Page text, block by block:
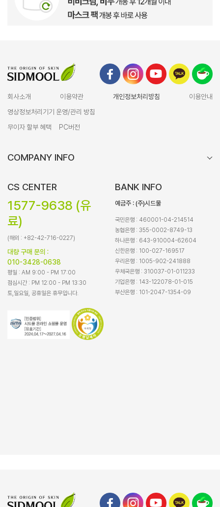
회사소개 이용약관 개인정보처리방침
이용안내
영상정보처리기기 운영/관리 방침
무이자 할부 혜택
PC버전
COMPANY INFO
CS CENTER
1577-9638 (유
료)
(해외 : +82-42-716-0227)
대량 구매 문의 :
010-3428-0638
평일 : AM 9:00 - PM 17:00
점심시간 : PM 12:00 - PM 13:30
토,일요일, 공휴일은 휴무입니다.
BANK INFO
예금주 : (주)시드물
국민은행 : 460001-04-214514
농협은행 : 355-0002-8749-13
하나은행 : 643-910004-62604
신한은행 : 100-027-169517
우리은행 : 1005-902-241888
우체국은행 : 310037-01-011233
기업은행 : 143-122078-01-015
부산은행 : 101-2047-1354-09